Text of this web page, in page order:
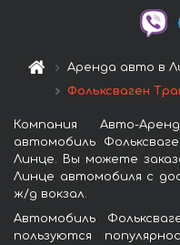
Аренда авто в
Фольксваген
Компания Авто-
автомобиль
Линце. Вы можете
Линце автомобиля с
ж/д вокзал.
Автомобиль
пользуются